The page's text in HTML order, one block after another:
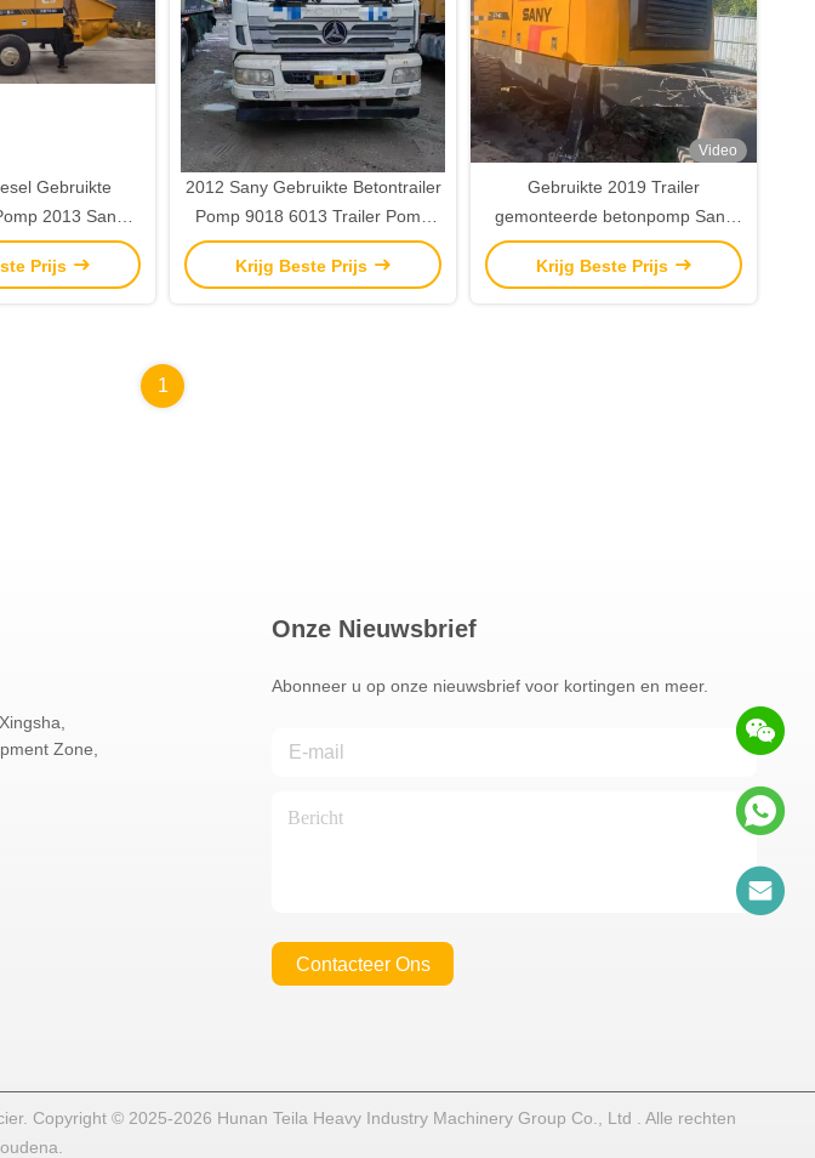
Gebruikte
2013 Sany
Trok Achter
Prijs
2012 Sany Gebruikte Betontrailer
Pomp 9018 6013 Trailer Pomp
2×180 kW
Krijg Beste Prijs
Video
Gebruikte 2019 Trailer
gemonteerde betonpomp Sany
9022 Stationaire trailer
betonpomp
Krijg Beste Prijs
1
Zone,
Onze Nieuwsbrief
Abonneer u op onze nieuwsbrief voor kortingen en meer.
Contacteer Ons
Copyright © 2025-2026 Hunan Teila Heavy Industry Machinery Group Co., Ltd . Alle rechten